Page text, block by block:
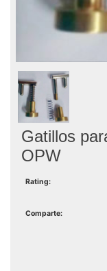
Gatillos
OPW
Rating:
Comparte: